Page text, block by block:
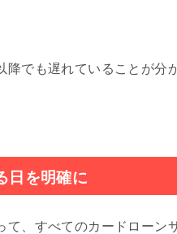
降でも遅れていることが分
日を明確に
て、すべてのカードローン